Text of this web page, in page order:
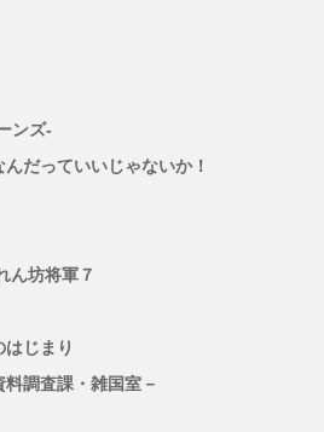
ンズ-
だっていいじゃないか！
ん坊将軍７
じまり
調査課・雑国室－